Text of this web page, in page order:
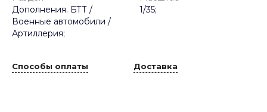
Дополнения. БТТ /
Военные автомобили /
Артиллерия;
1/35;
Способы оплаты Доставка